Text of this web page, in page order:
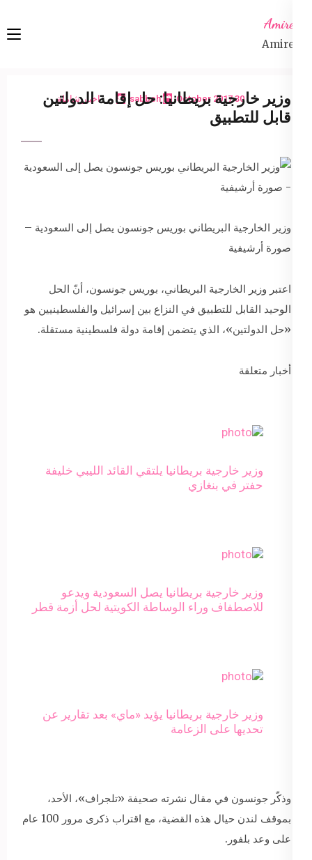
content
Amireta
Amireta
30 October 2017
sabbeh اخبار شاملة
وزير خارجية بريطانيا: حل إقامة الدولتين
قابل للتطبيق
وزير الخارجية البريطاني بوريس جونسون يصل إلى السعودية –
صورة أرشيفية
اعتبر وزير الخارجية البريطاني، بوريس جونسون، أنّ الحل
الوحيد القابل للتطبيق في النزاع بين إسرائيل والفلسطينيين هو
«حل الدولتين»، الذي يتضمن إقامة دولة فلسطينية مستقلة.
أخبار متعلقة
وزير خارجية بريطانيا يلتقي القائد الليبي خليفة
حفتر في بنغازي
وزير خارجية بريطانيا يصل السعودية ويدعو
للاصطفاف وراء الوساطة الكويتية لحل أزمة قطر
وزير خارجية بريطانيا يؤيد «ماي» بعد تقارير عن
تحديها على الزعامة
وذكّر جونسون في مقال نشرته صحيفة «تلجراف»، الأحد،
بموقف لندن حيال هذه القضية، مع اقتراب ذكرى مرور 100 عام
على وعد بلفور.